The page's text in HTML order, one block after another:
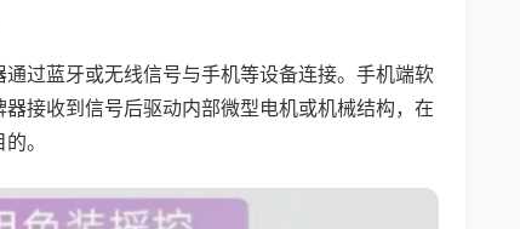
过蓝牙或无线信号与手机等设备连接。手机端软
接收到信号后驱动内部微型电机或机械结构，在
。